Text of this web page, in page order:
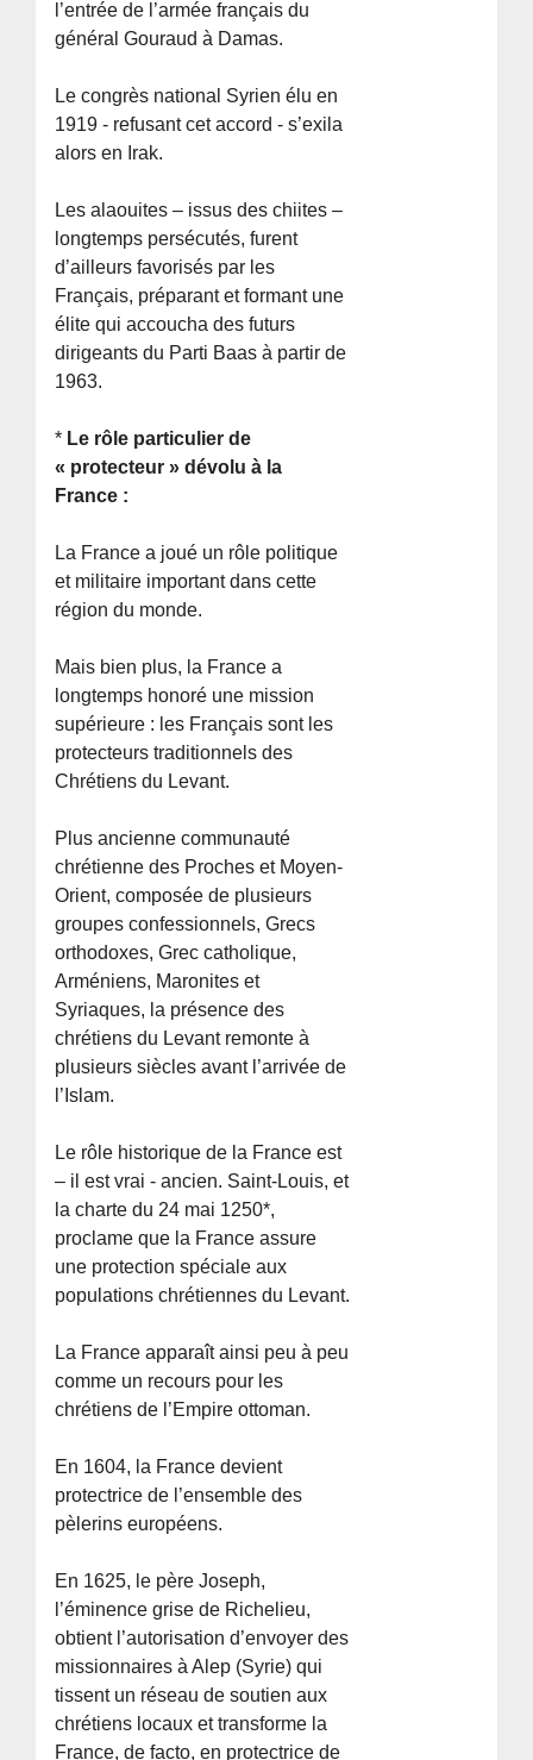
l’entrée de l’armée français du
général Gouraud à Damas.
Le congrès national Syrien élu en
1919 - refusant cet accord - s’exila
alors en Irak.
Les alaouites – issus des chiites –
longtemps persécutés, furent
d’ailleurs favorisés par les
Français, préparant et formant une
élite qui accoucha des futurs
dirigeants du Parti Baas à partir de
1963.
* Le rôle particulier de
« protecteur » dévolu à la
France :
La France a joué un rôle politique
et militaire important dans cette
région du monde.
Mais bien plus, la France a
longtemps honoré une mission
supérieure : les Français sont les
protecteurs traditionnels des
Chrétiens du Levant.
Plus ancienne communauté
chrétienne des Proches et Moyen-
Orient, composée de plusieurs
groupes confessionnels, Grecs
orthodoxes, Grec catholique,
Arméniens, Maronites et
Syriaques, la présence des
chrétiens du Levant remonte à
plusieurs siècles avant l’arrivée de
l’Islam.
Le rôle historique de la France est
– il est vrai - ancien. Saint-Louis, et
la charte du 24 mai 1250*,
proclame que la France assure
une protection spéciale aux
populations chrétiennes du Levant.
La France apparaît ainsi peu à peu
comme un recours pour les
chrétiens de l’Empire ottoman.
En 1604, la France devient
protectrice de l’ensemble des
pèlerins européens.
En 1625, le père Joseph,
l’éminence grise de Richelieu,
obtient l’autorisation d’envoyer des
missionnaires à Alep (Syrie) qui
tissent un réseau de soutien aux
chrétiens locaux et transforme la
France, de facto, en protectrice de